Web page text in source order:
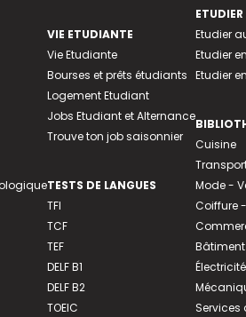
VIE ETUDIANTE
Vie Etudiante
Bourses et prêts étudiants
Logement Etudiant
Jobs Etudiant et Alternance
Trouve ton job saisonnier
TESTS DE LANGUES
TFI
TCF
TEF
DELF B1
DELF B2
TOEIC
ETUDIER
Etudier
Etudier
Etudier
Cuisine
Mode -
Coiffure
Électricité
Services